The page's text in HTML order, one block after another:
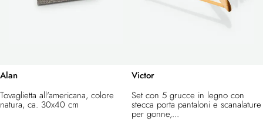
Alan
Tovaglietta all'americana, colore
natura, ca. 30x40 cm
Victor
Set con 5 grucce in legno con
stecca porta pantaloni e scanalature
per gonne,...